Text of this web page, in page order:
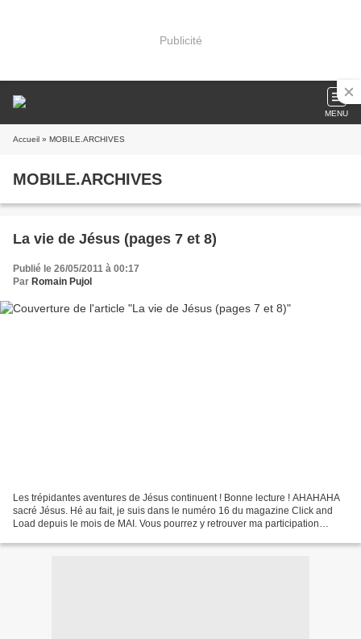
Publicité
MENU
Accueil » MOBILE.ARCHIVES
MOBILE.ARCHIVES
La vie de Jésus (pages 7 et 8)
Publié le 26/05/2011 à 00:17
Par Romain Pujol
Les trépidantes aventures de Jésus continuent ! Bonne lecture ! AHAHAHA
sacré Jésus. Hé au fait, je suis dans le numéro 16 du magazine Click and
Load depuis le mois de MAI. Vous pourrez y retrouver ma participation